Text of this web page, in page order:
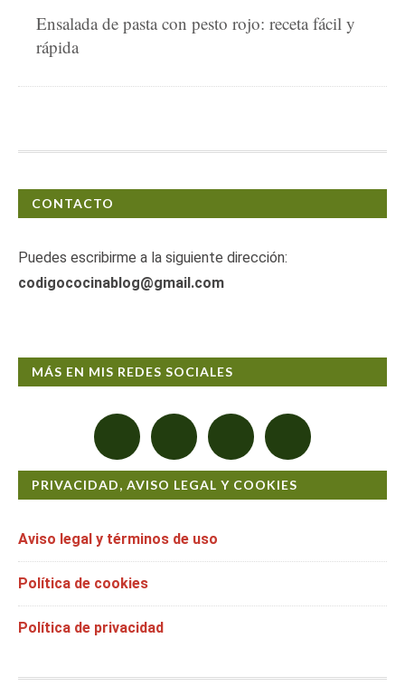
Ensalada de pasta con pesto rojo: receta fácil y
rápida
CONTACTO
Puedes escribirme a la siguiente dirección:
codigococinablog@gmail.com
MÁS EN MIS REDES SOCIALES
PRIVACIDAD, AVISO LEGAL Y COOKIES
Aviso legal y términos de uso
Política de cookies
Política de privacidad